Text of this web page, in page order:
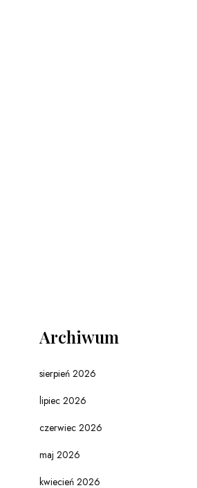
Archiwum
sierpień 2026
lipiec 2026
czerwiec 2026
maj 2026
kwiecień 2026